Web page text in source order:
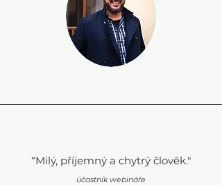
“Milý, příjemný a chytrý člověk."
účastník webináře